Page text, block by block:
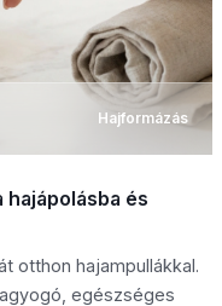
Hajformázás
hajápolásba és
otthon hajampullákkal.
egészséges